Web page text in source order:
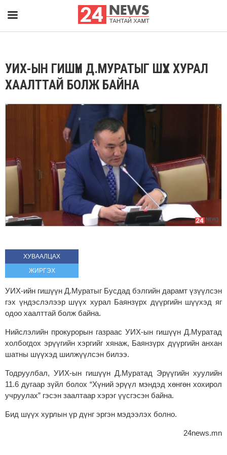
УИХ-ЫН ГИШҮҮН Д.МУРАТЫГ ШҮҮХ ХУРАЛ
ХААЛТТАЙ БОЛЖ БАЙНА
ХУВААЛЦАХ
ЖИРГЭХ
УИХ-ийн гишүүн Д.Муратыг Бусдад бэлгийн дарамт үзүүлсэн
гэх үндэслэлээр шүүх хурал Баянзүрх дүүргийн шүүхэд яг
одоо хаалттай болж байна.
Нийслэлийн прокурорын газраас УИХ-ын гишүүн Д.Муратад
холбогдох эрүүгийн хэргийг хянаж, Баянзүрх дүүргийн анхан
шатны шүүхэд шилжүүлсэн билээ.
Тодруулбал, УИХ-ын гишүүн Д.Муратад Эрүүгийн хуулийн
11.6 дугаар зүйл болох “Хүний эрүүл мэндэд хөнгөн хохирол
учруулах” гэсэн заалтаар хэрэг үүсгэсэн байна.
Бид шүүх хурлын үр дүнг эргэн мэдээлэх болно.
24news.mn